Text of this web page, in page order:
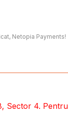
Netopia Payments!
4.